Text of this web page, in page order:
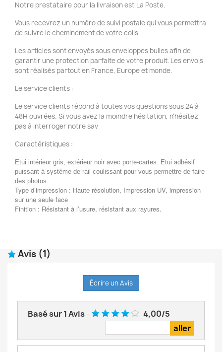
Notre prestataire pour la livraison est La Poste.
Vous recevrez un numéro de suivi postale qui vous permettra
de suivre le cheminement de votre colis.
Les articles sont envoyés sous enveloppes bulles afin de
garantir une protection parfaite de votre produit. Les envois
sont réalisés partout en France, Europe et monde.
Le service clients :
Le service clients répond à toutes vos questions sous 24 à
48H ouvrées. Si vous avez la moindre hésitation, n'hésitez
pas à interroger notre sav
Caractéristiques :
Etui intérieur gris, extérieur noir avec porte-cartes. Etui adhésif
puissant à système de rail coulissant pour vous permettre de faire
des photos.
Type d’impression : Haute résolution, Impression UV, impression
sur une seule face
Finition : Résistant à l’usure, résistant aux rayures.
Avis (1)
Écrire un Avis
Basé sur1Avis- 4,00/5